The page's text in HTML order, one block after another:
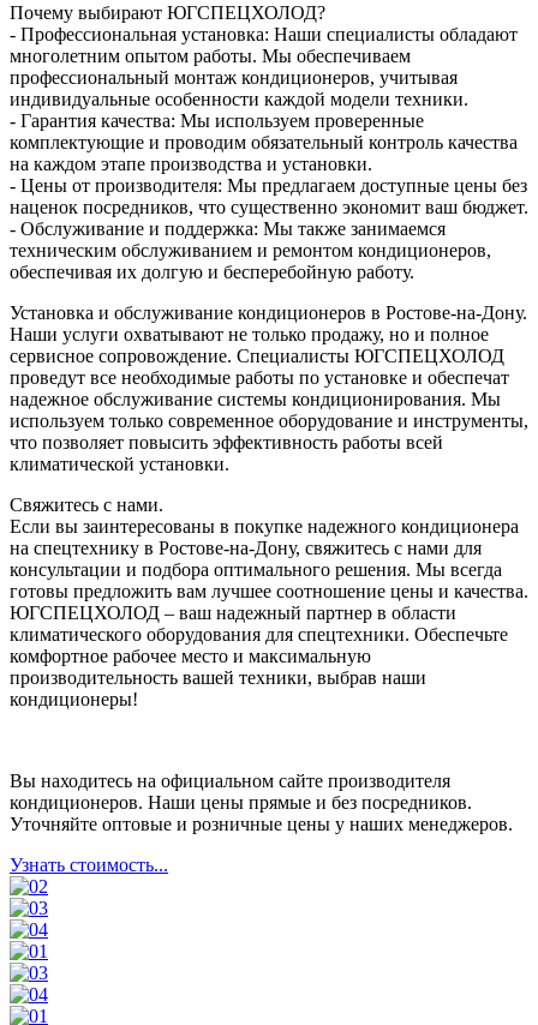
Почему выбирают ЮГСПЕЦХОЛОД?
- Профессиональная установка: Наши специалисты обладают
многолетним опытом работы. Мы обеспечиваем
профессиональный монтаж кондиционеров, учитывая
индивидуальные особенности каждой модели техники.
- Гарантия качества: Мы используем проверенные
комплектующие и проводим обязательный контроль качества
на каждом этапе производства и установки.
- Цены от производителя: Мы предлагаем доступные цены без
наценок посредников, что существенно экономит ваш бюджет.
- Обслуживание и поддержка: Мы также занимаемся
техническим обслуживанием и ремонтом кондиционеров,
обеспечивая их долгую и бесперебойную работу.
Установка и обслуживание кондиционеров в Ростове-на-Дону.
Наши услуги охватывают не только продажу, но и полное
сервисное сопровождение. Специалисты ЮГСПЕЦХОЛОД
проведут все необходимые работы по установке и обеспечат
надежное обслуживание системы кондиционирования. Мы
используем только современное оборудование и инструменты,
что позволяет повысить эффективность работы всей
климатической установки.
Свяжитесь с нами.
Если вы заинтересованы в покупке надежного кондиционера
на спецтехнику в Ростове-на-Дону, свяжитесь с нами для
консультации и подбора оптимального решения. Мы всегда
готовы предложить вам лучшее соотношение цены и качества.
ЮГСПЕЦХОЛОД – ваш надежный партнер в области
климатического оборудования для спецтехники. Обеспечьте
комфортное рабочее место и максимальную
производительность вашей техники, выбрав наши
кондиционеры!
Вы находитесь на официальном сайте производителя
кондиционеров. Наши цены прямые и без посредников.
Уточняйте оптовые и розничные цены у наших менеджеров.
Узнать стоимость...